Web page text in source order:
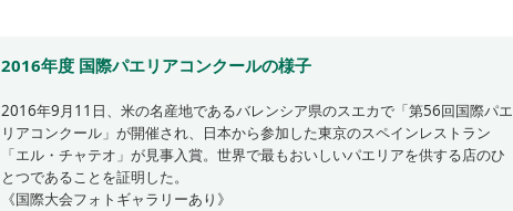
2016年度 国際パエリアコンクールの様子
2016年9月11日、米の名産地であるバレンシア県のスエカで「第56回国際パエ
リアコンクール」が開催され、日本から参加した東京のスペインレストラン
「エル・チャテオ」が見事入賞。世界で最もおいしいパエリアを供する店のひ
とつであることを証明した。
《国際大会フォトギャラリーあり》